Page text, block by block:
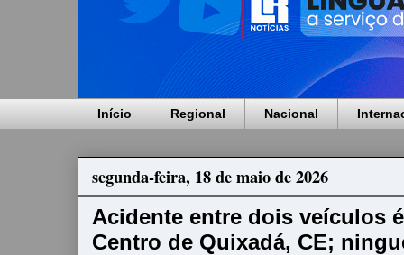
Início Regional Nacional
segunda-feira, 18 de maio de 2026
Acidente entre dois veículos
Centro de Quixadá, CE;